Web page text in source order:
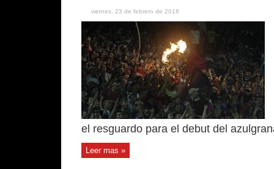
viernes, 23 de febrero de 2018
el resguardo para el debut del
Leer mas »